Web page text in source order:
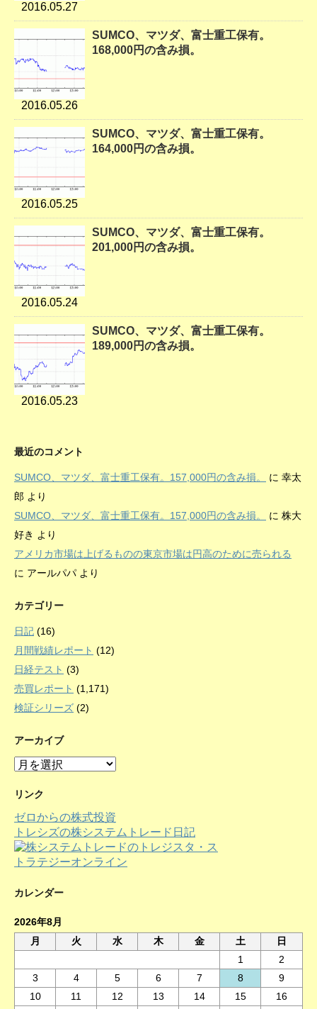
2016.05.27
2016.05.26
SUMCO、マツダ、富士重工保有。
168,000円の含み損。
2016.05.25
SUMCO、マツダ、富士重工保有。
164,000円の含み損。
2016.05.24
SUMCO、マツダ、富士重工保有。
201,000円の含み損。
2016.05.23
SUMCO、マツダ、富士重工保有。
189,000円の含み損。
最近のコメント
SUMCO、マツダ、富士重工保有。157,000円の含み損。 に 幸太
郎 より
SUMCO、マツダ、富士重工保有。157,000円の含み損。
に 株大
好き より
アメリカ市場は上げるものの東京市場は円高のために売られる
に アールパパ より
カテゴリー
日記 (16)
月間戦績レポート (12)
日経テスト (3)
売買レポート (1,171)
検証シリーズ (2)
アーカイブ
ア
カ
ブ
リンク
ゼロからの株式投資
トレシズの株システムトレード日記
カレンダー
2026年8月
月
火 水 木 金 土
日
1
2
3
4 5 6 7 8
9
10
11 12 13 14 15 16